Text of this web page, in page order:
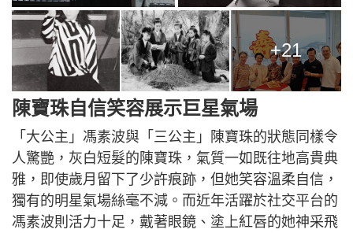
+21
陳寶珠自信笑容展示巨星氣場
「大公主」馮素波與「三公主」陳寶珠的狀態同樣令
人驚艷，灰白短髮的陳寶珠，氣質一如既往地高貴典
雅，即使歲月留下了少許痕跡，但她笑容溫柔自信，
獨有的明星氣場絲毫不減。而近年活躍於社交平台的
馮素波則活力十足，戴著眼鏡、塗上紅唇的她神采飛